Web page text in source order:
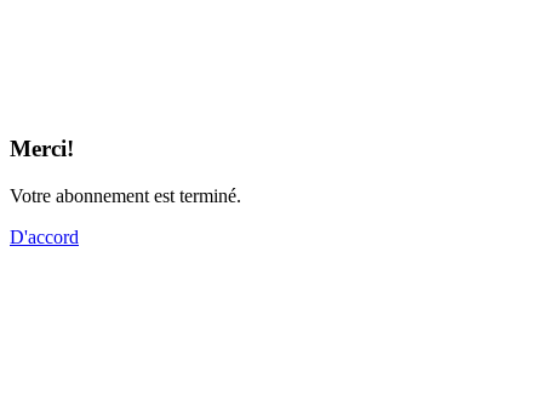
Merci!
Votre abonnement est terminé.
D'accord